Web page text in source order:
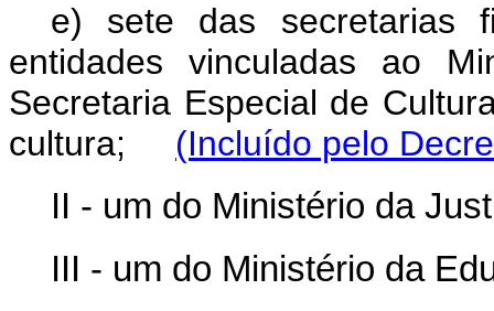
e) sete das secretarias
entidades vinculadas ao
Secretaria Especial de
cultura; (Incluído pelo
II - um do Ministério da
III - um do Ministério da